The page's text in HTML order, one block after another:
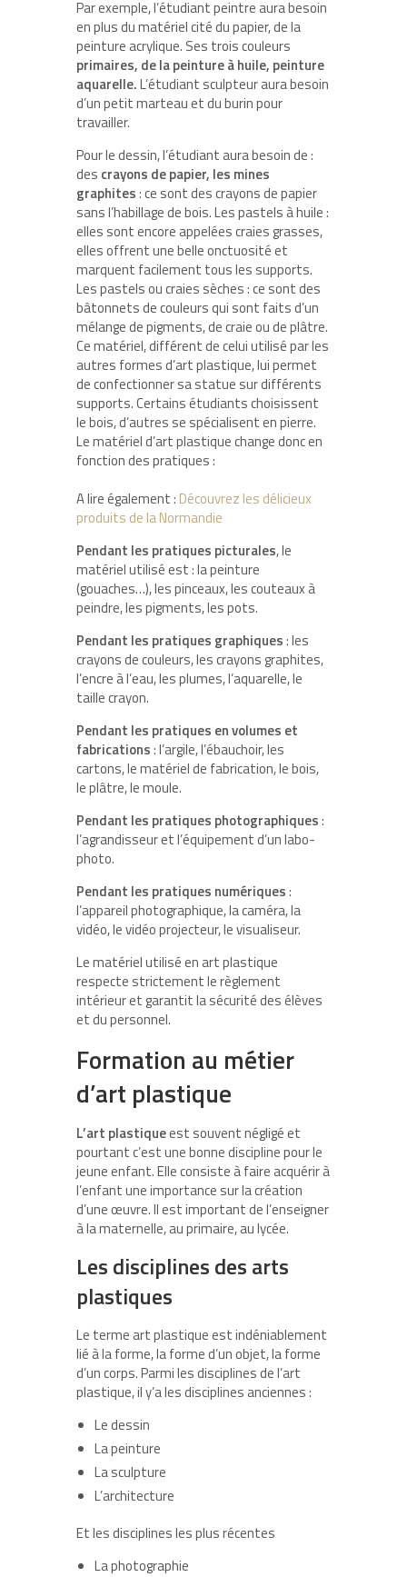
Par exemple, l’étudiant peintre aura besoin
en plus du matériel cité du papier, de la
peinture acrylique. Ses trois couleurs
primaires, de la peinture à huile, peinture
aquarelle.L’étudiant sculpteur aura besoin
d’un petit marteau et du burin pour
travailler.
Pour le dessin, l’étudiant aura besoin de :
des crayons de papier, les mines
graphites: ce sont des crayons de papier
sans l’habillage de bois. Les pastels à huile :
elles sont encore appelées craies grasses,
elles offrent une belle onctuosité et
marquent facilement tous les supports.
Les pastels ou craies sèches : ce sont des
bâtonnets de couleurs qui sont faits d’un
mélange de pigments, de craie ou de plâtre.
Ce matériel, différent de celui utilisé par les
autres formes d’art plastique, lui permet
de confectionner sa statue sur différents
supports. Certains étudiants choisissent
le bois, d’autres se spécialisent en pierre.
Le matériel d’art plastique change donc en
fonction des pratiques :
A lire également : Découvrez les délicieux
produits de la Normandie
Pendant les pratiques picturales, le
matériel utilisé est : la peinture
(gouaches…), les pinceaux, les couteaux à
peindre, les pigments, les pots.
Pendant les pratiques graphiques: les
crayons de couleurs, les crayons graphites,
l’encre à l’eau, les plumes, l’aquarelle, le
taille crayon.
Pendant les pratiques en volumes et
fabrications: l’argile, l’ébauchoir, les
cartons, le matériel de fabrication, le bois,
le plâtre, le moule.
Pendant les pratiques photographiques:
l’agrandisseur et l’équipement d’un labo-
photo.
Pendant les pratiques numériques:
l’appareil photographique, la caméra, la
vidéo, le vidéo projecteur, le visualiseur.
Le matériel utilisé en art plastique
respecte strictement le règlement
intérieur et garantit la sécurité des élèves
et du personnel.
Formation au métier
d’art plastique
L’art plastiqueest souvent négligé et
pourtant c’est une bonne discipline pour le
jeune enfant. Elle consiste à faire acquérir à
l’enfant une importance sur la création
d’une œuvre. Il est important de l’enseigner
à la maternelle, au primaire, au lycée.
Les disciplines des arts
plastiques
Le terme art plastique est indéniablement
lié à la forme, la forme d’un objet, la forme
d’un corps. Parmi les disciplines de l’art
plastique, il y’a les disciplines anciennes :
Le dessin
La peinture
La sculpture
L’architecture
Et les disciplines les plus récentes
La photographie